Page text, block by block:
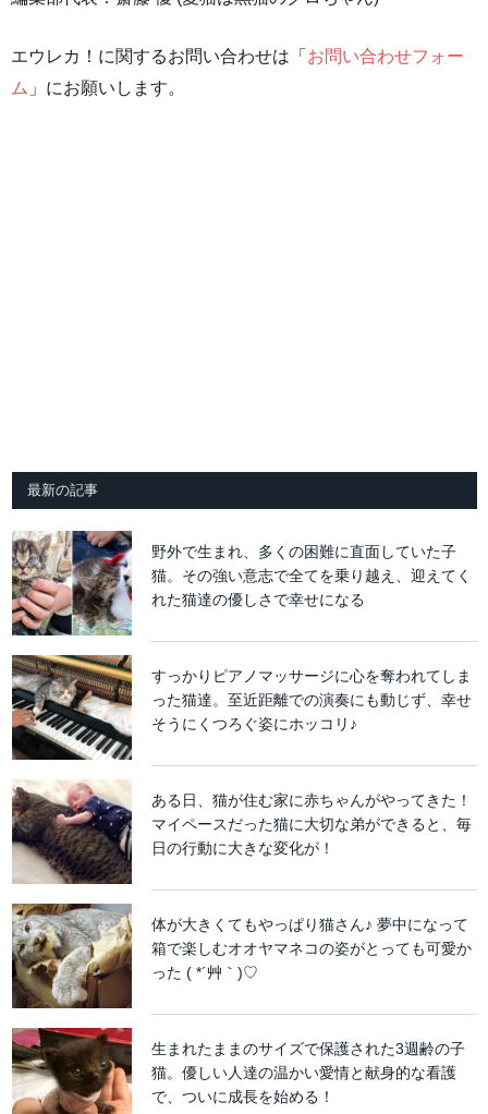
エウレカ！に関するお問い合わせは「 お問い合わせフォー
ム 」にお願いします。
最新の記事
野外で生まれ、多くの困難に直面していた子
猫。その強い意志で全てを乗り越え、迎えてく
れた猫達の優しさで幸せになる
すっかりピアノマッサージに心を奪われてしま
った猫達。至近距離での演奏にも動じず、幸せ
そうにくつろぐ姿にホッコリ♪
ある日、猫が住む家に赤ちゃんがやってきた！
マイペースだった猫に大切な弟ができると、毎
日の行動に大きな変化が！
体が大きくてもやっぱり猫さん♪ 夢中になって
箱で楽しむオオヤマネコの姿がとっても可愛か
った ( *´艸｀)♡
生まれたままのサイズで保護された3週齢の子
猫。優しい人達の温かい愛情と献身的な看護
で、ついに成長を始める！